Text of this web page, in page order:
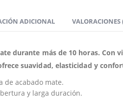
ADICIONAL VALORACIONES
durante más de 10 horas. Con
suavidad, elasticidad y
de acabado mate.
y larga duración.